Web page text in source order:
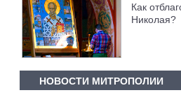
Как отблагодарить святого
Николая?
НОВОСТИ МИТРОПОЛИИ